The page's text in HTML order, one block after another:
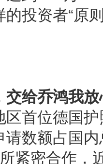
投资者“原
交给乔鸿我
首位德国
请数额占国
紧密合作，